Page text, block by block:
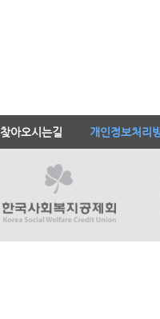
찾아오시는길 개인정보처리